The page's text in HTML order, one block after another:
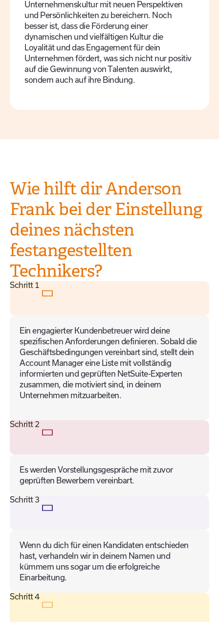
Unternehmenskultur mit neuen Perspektiven
und Persönlichkeiten zu bereichern. Noch
besser ist, dass die Förderung einer
dynamischen und vielfältigen Kultur die
Loyalität und das Engagement für dein
Unternehmen fördert, was sich nicht nur positiv
auf die Gewinnung von Talenten auswirkt,
sondern auch auf ihre Bindung.
Wie hilft dir Anderson
Frank bei der Einstellung
deines nächsten
festangestellten
Technikers?
Schritt 1
Ein engagierter Kundenbetreuer wird deine
spezifischen Anforderungen definieren. Sobald die
Geschäftsbedingungen vereinbart sind, stellt dein
Account Manager eine Liste mit vollständig
informierten und geprüften NetSuite-Experten
zusammen, die motiviert sind, in deinem
Unternehmen mitzuarbeiten.
Schritt 2
Es werden Vorstellungsgespräche mit zuvor
geprüften Bewerbern vereinbart.
Schritt 3
Wenn du dich für einen Kandidaten entschieden
hast, verhandeln wir in deinem Namen und
kümmern uns sogar um die erfolgreiche
Einarbeitung.
Schritt 4